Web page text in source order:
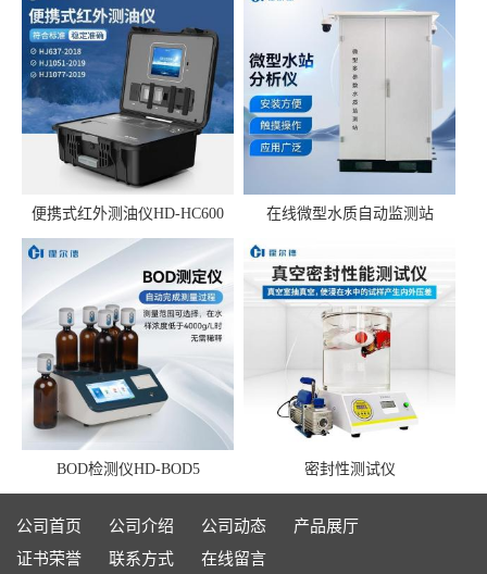
便携式红外测油仪HD-HC600 在线微型水质自动监测站
BOD检测仪HD-BOD5 密封性测试仪
公司首页 公司介绍 公司动态
产品展厅
证书荣誉
联系方式 在线留言